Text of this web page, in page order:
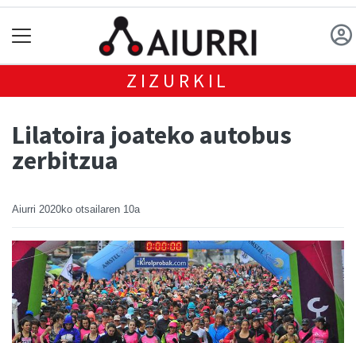
ZIZURKIL
Lilatoira joateko autobus
zerbitzua
Aiurri 2020ko otsailaren 10a